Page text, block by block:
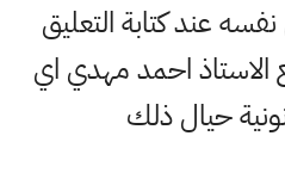
عند كتابة التعليق
احمد مهدي اي
حيال ذلك